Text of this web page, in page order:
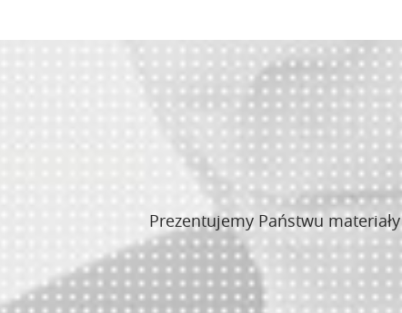
Prezentujemy Państwu